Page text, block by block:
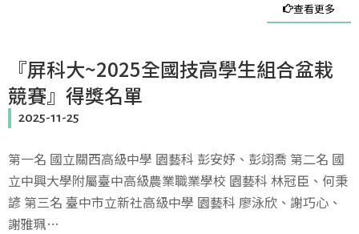
查看更多
『屏科大~2025全國技高學生組合盆栽
競賽』得獎名單
2025-11-25
第一名 國立關西高級中學 園藝科 彭安妤、彭翊喬 第二名 國
立中興大學附屬臺中高級農業職業學校 園藝科 林冠臣、何秉
諺 第三名 臺中市立新社高級中學 園藝科 廖泳欣、謝巧心、
謝雅珮…